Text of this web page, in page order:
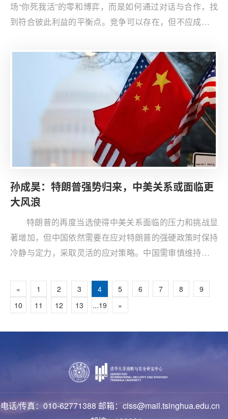
场“你死我活”的零和博弈，而是如何通过对话与合作，找
到符合彼此利益的平衡点。竞争可以存在，但不应成为对
只有在相互尊重、理性对话的基础上，才能实现真正的和
孙成昊：特朗普强势归来，中美关系或面临更
大风浪
特朗普的再度当选使得中美关系面临的压力和挑战显
著增加，但中国依然需要在应对特朗普的强硬政策时保持
冷静与定力，采取灵活的应对策略。中国需审慎维持与美
通过中美地方层面互动、民间外交以及商界沟通，中国仍
可以寻求美国社会中的理性力量，争取更多务实声音。此
外，中国可以积极开展多边外交，通过与其他国家的互利
合作，共同应对全球性挑战。这不仅能强化中国在国际事
务中的话语权，还为应对特朗普政府的强硬政策提供更广
« 1 2 3 4 5 6 7 8
9
10
11 12 13 ...19 »
电话/传真：010-62771388 邮箱：ciss@mail.tsinghua.edu.cn